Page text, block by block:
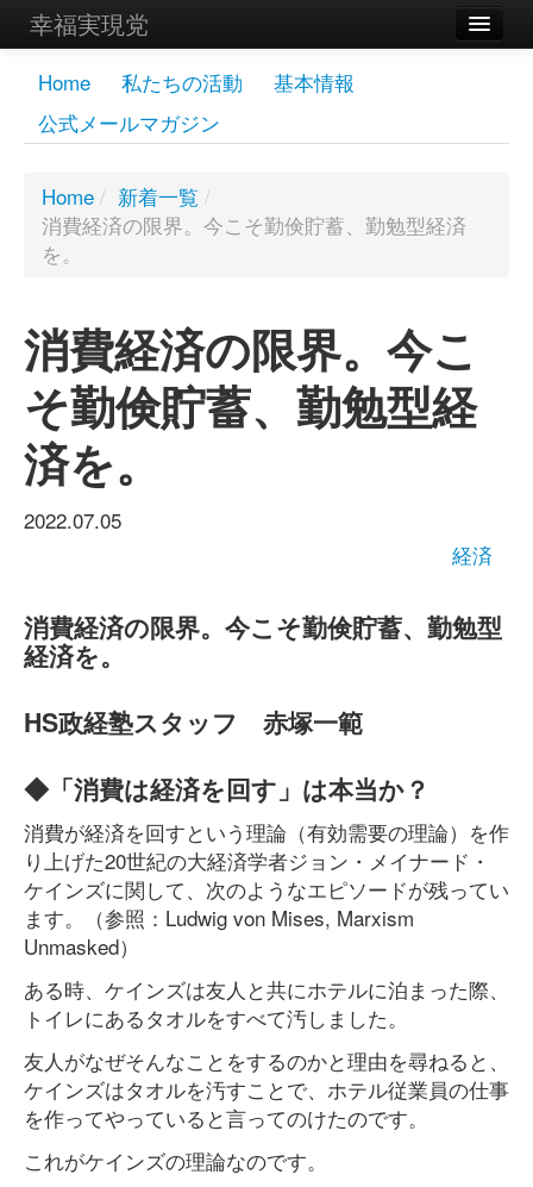
幸福実現党
メンバーズページ
党員
お問い合わせ
Home 私たちの活動
基本情報
公式メールマガジン
Home / 新着一覧 /
消費経済の限界。今こそ勤倹貯蓄、勤勉型経済
を。
消費経済の限界。今こ
そ勤倹貯蓄、勤勉型経
済を。
2022.07.05
経済
消費経済の限界。今こそ勤倹貯蓄、勤勉型
経済を。
HS政経塾スタッフ 赤塚一範
◆「消費は経済を回す」は本当か？
消費が経済を回すという理論（有効需要の理論）を作
り上げた20世紀の大経済学者ジョン・メイナード・
ケインズに関して、次のようなエピソードが残ってい
ます。（参照：Ludwig von Mises, Marxism
Unmasked）
ある時、ケインズは友人と共にホテルに泊まった際、
トイレにあるタオルをすべて汚しました。
友人がなぜそんなことをするのかと理由を尋ねると、
ケインズはタオルを汚すことで、ホテル従業員の仕事
を作ってやっていると言ってのけたのです。
これがケインズの理論なのです。